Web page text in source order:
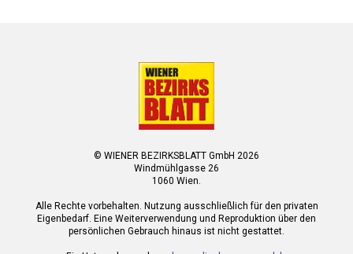
© WIENER BEZIRKSBLATT GmbH 2026
Windmühlgasse 26
1060 Wien.
Alle Rechte vorbehalten. Nutzung ausschließlich für den privaten
Eigenbedarf. Eine Weiterverwendung und Reproduktion über den
persönlichen Gebrauch hinaus ist nicht gestattet.